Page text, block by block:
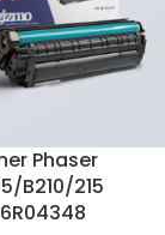
Phaser
B210/215